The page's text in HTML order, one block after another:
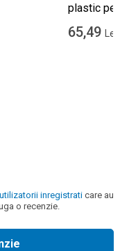
plastic
65,49 Lei
utilizatorii inregistrati care au
o recenzie.